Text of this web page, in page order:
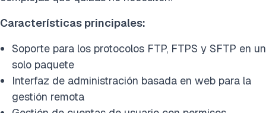
Características principales:
Soporte para los protocolos FTP, FTPS y SFTP en un
solo paquete
Interfaz de administración basada en web para la
gestión remota